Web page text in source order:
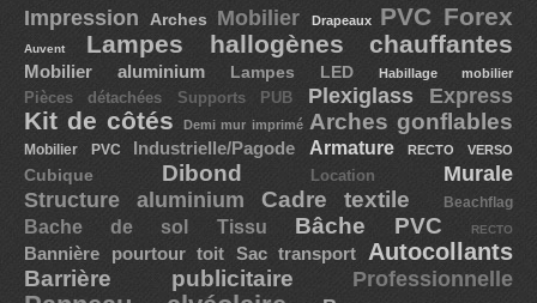
ImpressionArches Mobilier Drapeaux PVC Forex
Auvent Lampes hallogènes chauffantes
Mobilier aluminium Lampes LED Habillage mobilier
Pièces détachées Supports PUB Plexiglass Express
Kit de côtés Demi mur imprimé Arches gonflables
Mobilier PVC Industrielle/Pagode ArmatureRECTO VERSO
Cubique Dibond Location Murale
Structure aluminium Cadre textile Beachflag
Bache de sol Tissu Bâche PVCRECTO
Bannière pourtour toit Sac transport Autocollants
Barrière publicitaire Professionnelle